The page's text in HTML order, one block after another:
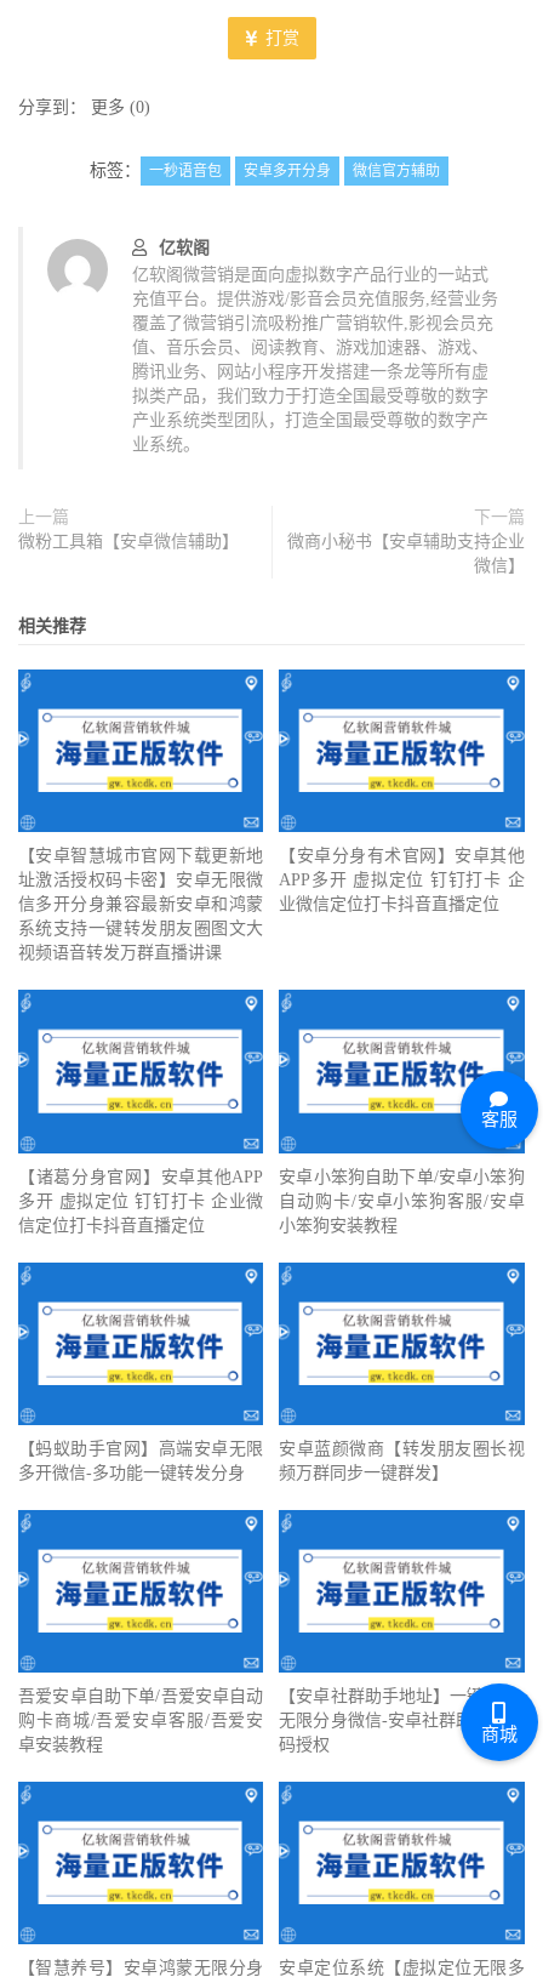
打赏
分享到： 更多 (0)
标签： 一秒语音包 安卓多开分身 微信官方辅助
亿软阁
亿软阁微营销是面向虚拟数字产品行业的一站式
充值平台。提供游戏/影音会员充值服务,经营业务
覆盖了微营销引流吸粉推广营销软件,影视会员充
值、音乐会员、阅读教育、游戏加速器、游戏、
腾讯业务、网站小程序开发搭建一条龙等所有虚
拟类产品，我们致力于打造全国最受尊敬的数字
产业系统类型团队，打造全国最受尊敬的数字产
业系统。
上一篇
微粉工具箱【安卓微信辅助】
下一篇
微商小秘书【安卓辅助支持企业
微信】
相关推荐
【安卓智慧城市官网下载更新地
址激活授权码卡密】安卓无限微
信多开分身兼容最新安卓和鸿蒙
系统支持一键转发朋友圈图文大
视频语音转发万群直播讲课
【安卓分身有术官网】安卓其他
APP多开 虚拟定位 钉钉打卡 企
业微信定位打卡抖音直播定位
【诸葛分身官网】安卓其他APP
多开 虚拟定位 钉钉打卡 企业微
信定位打卡抖音直播定位
安卓小笨狗自助下单/安卓小笨狗
自动购卡/安卓小笨狗客服/安卓
小笨狗安装教程
【蚂蚁助手官网】高端安卓无限
多开微信-多功能一键转发分身
安卓蓝颜微商【转发朋友圈长视
频万群同步一键群发】
吾爱安卓自助下单/吾爱安卓自动
购卡商城/吾爱安卓客服/吾爱安
卓安装教程
【安卓社群助手地址】一键转发-
无限分身微信-安卓社群助手激活
码授权
【智慧养号】安卓鸿蒙无限分身 安卓定位系统【虚拟定位无限多
客服
商城